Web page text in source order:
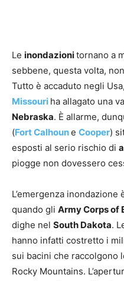
Le inondazionitornano a
sebbene, questa volta,
Tutto è accaduto negli
Missouri ha allagato una
Nebraska. È allarme,
(Fort Calhoune Cooper)
esposti al serio rischio di
piogge non dovessero
L’emergenza
quando gli Army Corps of
dighe nel South Dakota.
hanno infatti costretto i
sui bacini che raccolgono
Rocky Mountains.